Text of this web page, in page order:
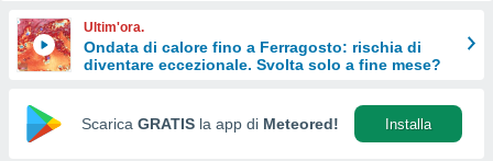
Web
Ultim'ora.
Ondata di calore fino a Ferragosto: rischia di
diventare eccezionale. Svolta solo a fine mese?
Scarica GRATIS la app di Meteored! Installa